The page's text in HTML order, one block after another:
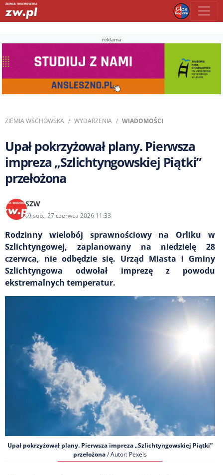
reklama
ZIEMIA WSCHOWSKA WYDARZENIA WIADOMOŚCI
Upał pokrzyżował plany. Pierwsza
impreza „Szlichtyngowskiej Piątki”
przełożona
SZW
sob., 27 czerwca 2026 11:33
Rodzinny wielobój sprawnościowy na Orliku w
Szlichtyngowej, zaplanowany na niedzielę 28
czerwca, nie odbędzie się. Urząd Miasta i Gminy
Szlichtyngowa odwołał imprezę z powodu
ekstremalnych temperatur.
Upał pokrzyżował plany. Pierwsza impreza „Szlichtyngowskiej Piątki”
przełożona/ Autor: Pexels